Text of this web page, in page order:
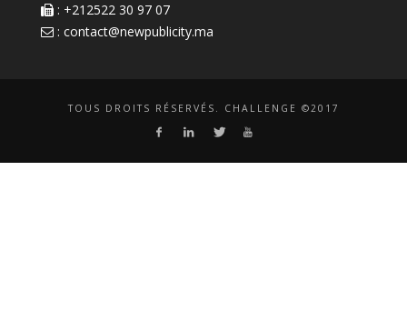
: +212522 30 97 07
: contact@newpublicity.ma
TOUS DROITS RÉSERVÉS. CHALLENGE ©2017